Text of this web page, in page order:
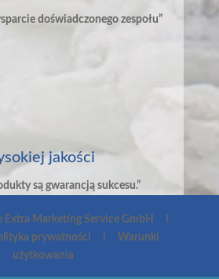
doświadczonego zespołu”
jakości
są gwarancją sukcesu.”
Extra Marketing Service GmbH
prywatności
Warunki
użytkowania